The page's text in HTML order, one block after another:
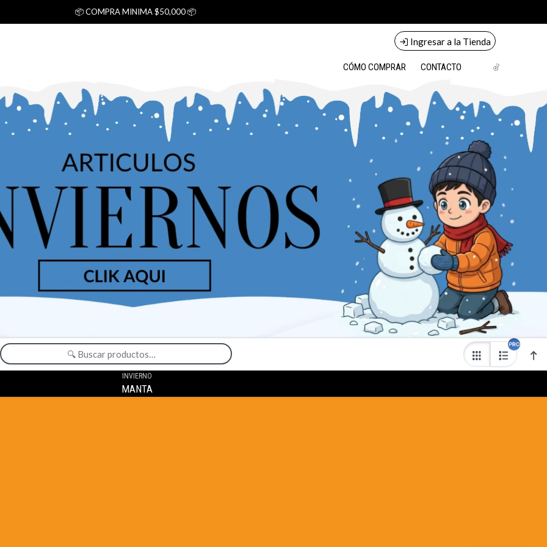
📦 COMPRA MINIMA $50,000 📦
Ingresar a la Tienda
CÓMO COMPRAR CONTACTO
INVIERNO
MANTA